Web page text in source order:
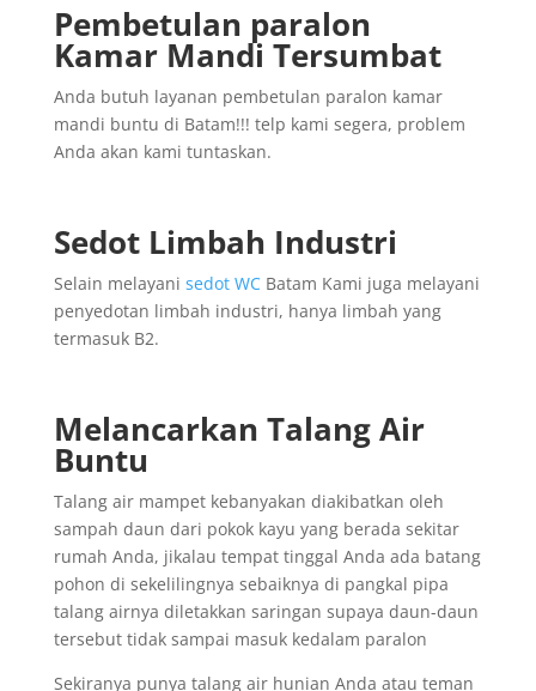
Pembetulan paralon
Kamar Mandi Tersumbat
Anda butuh layanan pembetulan paralon kamar
mandi buntu di Batam!!! telp kami segera, problem
Anda akan kami tuntaskan.
Sedot Limbah Industri
Selain melayani sedot WCBatam Kami juga melayani
penyedotan limbah industri, hanya limbah yang
termasuk B2.
Melancarkan Talang Air
Buntu
Talang air mampet kebanyakan diakibatkan oleh
sampah daun dari pokok kayu yang berada sekitar
rumah Anda, jikalau tempat tinggal Anda ada batang
pohon di sekelilingnya sebaiknya di pangkal pipa
talang airnya diletakkan saringan supaya daun-daun
tersebut tidak sampai masuk kedalam paralon
Sekiranya punya talang air hunian Anda atau teman